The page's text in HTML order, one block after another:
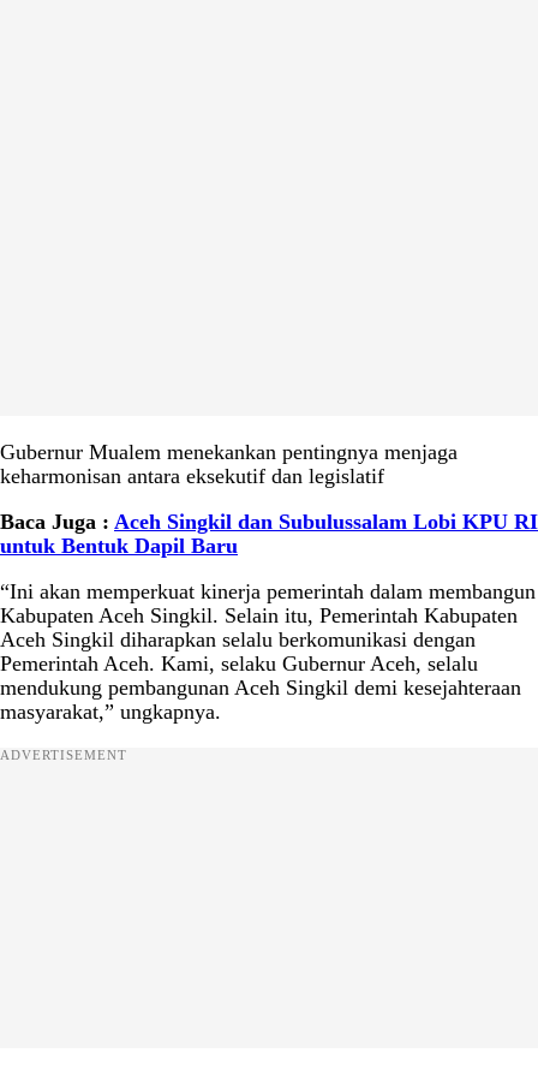
Gubernur Mualem menekankan pentingnya menjaga
keharmonisan antara eksekutif dan legislatif
Baca Juga : Aceh Singkil dan Subulussalam Lobi KPU RI
untuk Bentuk Dapil Baru
“Ini akan memperkuat kinerja pemerintah dalam membangun
Kabupaten Aceh Singkil. Selain itu, Pemerintah Kabupaten
Aceh Singkil diharapkan selalu berkomunikasi dengan
Pemerintah Aceh. Kami, selaku Gubernur Aceh, selalu
mendukung pembangunan Aceh Singkil demi kesejahteraan
masyarakat,” ungkapnya.
ADVERTISEMENT